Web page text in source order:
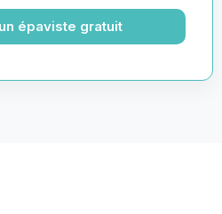
épaviste gratuit